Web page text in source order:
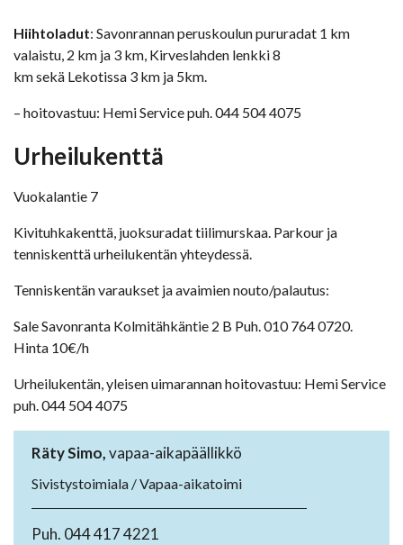
Hiihtoladut: Savonrannan peruskoulun pururadat 1 km
valaistu, 2 km ja 3 km, Kirveslahden lenkki 8
km sekä Lekotissa 3 km ja 5km.
– hoitovastuu: Hemi Service puh. 044 504 4075
Urheilukenttä
Vuokalantie 7
Kivituhkakenttä, juoksuradat tiilimurskaa. Parkour ja
tenniskenttä urheilukentän yhteydessä.
Tenniskentän varaukset ja avaimien nouto/palautus:
Sale Savonranta Kolmitähkäntie 2 B Puh. 010 764 0720.
Hinta 10€/h
Urheilukentän, yleisen uimarannan hoitovastuu: Hemi Service
puh. 044 504 4075
Räty Simo,vapaa-aikapäällikkö
Sivistystoimiala / Vapaa-aikatoimi
Puh. 044 417 4221